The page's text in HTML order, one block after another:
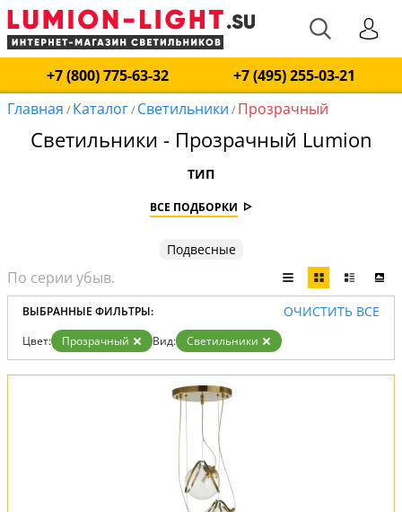
+7 (800) 775-63-32
+7 (495) 255-03-21
Главная / Каталог/ Светильники / Прозрачный
Светильники - Прозрачный Lumion
ТИП
ВСЕ ПОДБОРКИ
Подвесные
ВЫБРАННЫЕ ФИЛЬТРЫ: ОЧИСТИТЬ ВСЕ
Цвет: Прозрачный Вид: Светильники